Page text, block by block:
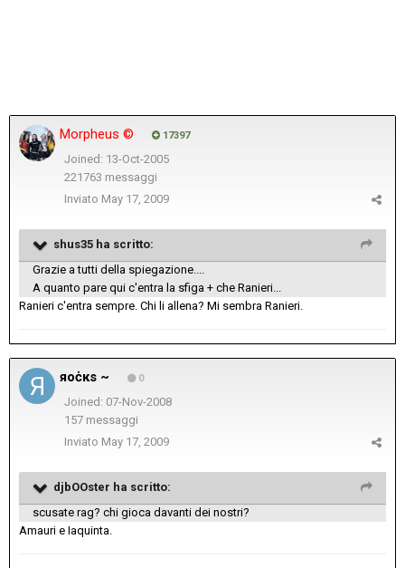
Morpheus © 17397
Joined: 13-Oct-2005
221763 messaggi
Inviato May 17, 2009
shus35 ha scritto:
Grazie a tutti della spiegazione....
A quanto pare qui c'entra la sfiga + che Ranieri...
Ranieri c'entra sempre. Chi li allena? Mi sembra Ranieri.
яoċкs ~ 0
Joined: 07-Nov-2008
157 messaggi
Inviato May 17, 2009
djbOOster ha scritto:
scusate rag? chi gioca davanti dei nostri?
Amauri e Iaquinta.